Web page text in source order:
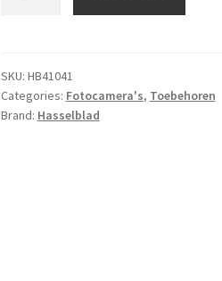
Cover
quantity
SKU: HB41041
Categories: Fotocamera's, Toebehoren
Brand: Hasselblad